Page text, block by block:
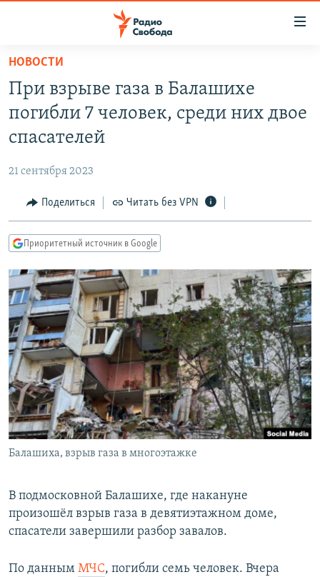
упрощенного
доступа
Вернуться
основному
Вернутся
Вернутся
поиску
ПОДКАСТЫ
АВТОРСКИЕ ПРОЕКТЫ
МНЕНИЯ
КУЛЬТУРА
КАВКАЗ.РЕАЛИИ
СЕВЕР.РЕАЛИИ
СИБИРЬ.РЕАЛИИ
РАСПИСАНИЕ ВЕЩАНИЯ
ПОДПИШИТЕСЬ НА РАССЫЛКУ
СОЦИАЛЬНЫЕ СЕТИ
Все сайты РСЕ/РС
НОВОСТИ
При взрыве газа в Балашихе
погибли 7 человек, среди них двое
спасателей
21 сентября 2023
Поделиться Читать без VPN
Приоритетный источник в Google
Балашиха, взрыв газа в многоэтажке
В подмосковной Балашихе, где накануне
произошёл взрыв газа в девятиэтажном доме,
спасатели завершили разбор завалов.
По данным МЧС, погибли семь человек. Вчера